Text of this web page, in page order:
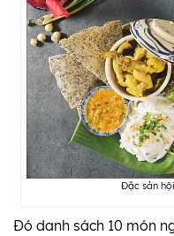
Đặc sản
Đó danh sách 10 món